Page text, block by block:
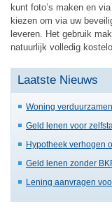
kunt foto’s maken en
kiezen om via uw
leveren. Het gebruik
natuurlijk volledig
Laatste Nieuws
Woning
Geld lenen voor
Hypotheek verhogen
Geld lenen zonder
Lening aanvragen